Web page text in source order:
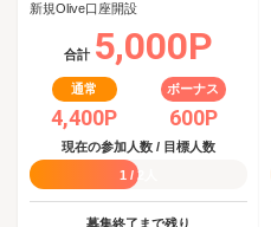
新規Olive口座開設
合計 5,000P
通常
4,400P
ボーナス
600P
現在の参加人数 / 目標人数
1 / 2人
募集終了まで残り